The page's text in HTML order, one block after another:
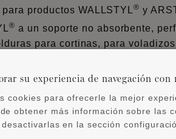
productos WALLSTYL® y
® a un soporte no absorbente,
para cortinas, para
sólo en el techo o en la
recubrir con ADEFIX
su experiencia de navegación con
cookies para ofrecerle la mejor
obtener más información sobre las
desactivarlas en la sección